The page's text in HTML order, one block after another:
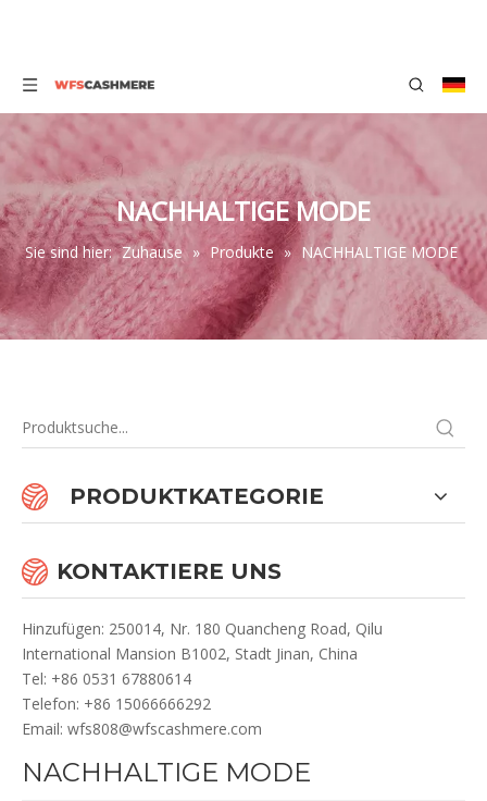
NACHHALTIGE MODE
Sie sind hier: Zuhause » Produkte » NACHHALTIGE MODE
PRODUKTKATEGORIE
KONTAKTIERE UNS
Hinzufügen: 250014, Nr. 180 Quancheng Road, Qilu
International Mansion B1002, Stadt Jinan, China
Tel: +86 0531 67880614
Telefon: +86 15066666292
Email: wfs808@wfscashmere.com
NACHHALTIGE MODE